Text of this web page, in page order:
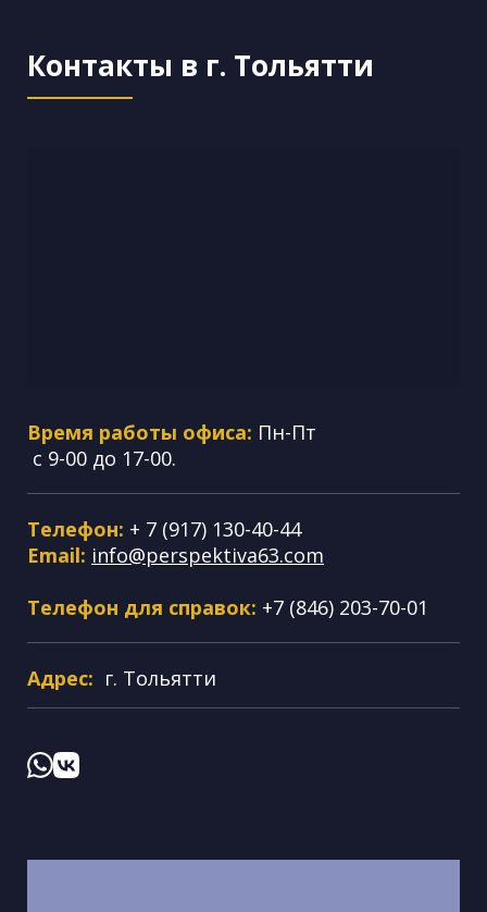
Контакты в г. Тольятти
Время работы офиса: Пн-Пт
с 9-00 до 17-00.
Телефон: + 7 (917) 130-40-44
Email: info@perspektiva63.com
Телефон для справок: +7 (846) 203-70-01
Адрес: г. Тольятти